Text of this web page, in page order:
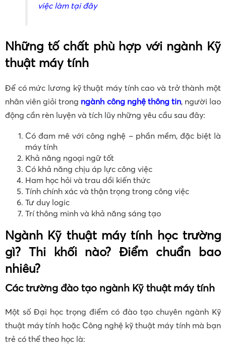
việc làm tại đây
Những tố chất phù hợp với ngành Kỹ
thuật máy tính
Để có mức lương kỹ thuật máy tính cao và trở thành một
nhân viên giỏi trong ngành công nghệ thông tin, người lao
động cần rèn luyện và tích lũy những yêu cầu sau đây:
Có đam mê với công nghệ – phần mềm, đặc biệt là
máy tính
Khả năng ngoại ngữ tốt
Có khả năng chịu áp lực công việc
Ham học hỏi và trau dồi kiến thức
Tính chính xác và thận trọng trong công việc
Tư duy logic
Trí thông minh và khả năng sáng tạo
Ngành Kỹ thuật máy tính học trường
gì? Thi khối nào? Điểm chuẩn bao
nhiêu?
Các trường đào tạo ngành Kỹ thuật máy tính
Một số Đại học trọng điểm có đào tạo chuyên ngành Kỹ
thuật máy tính hoặc Công nghệ kỹ thuật máy tính mà bạn
trẻ có thể theo học là: